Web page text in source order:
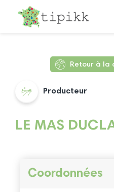
Retour à la
Producteur
LE MAS
Coordonnées